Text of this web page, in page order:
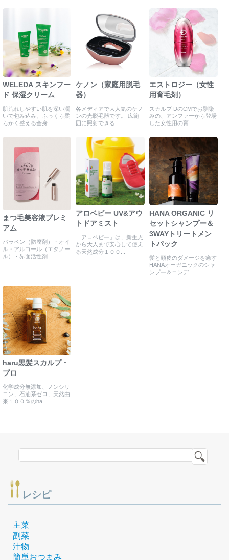
WELEDA スキンフー
ド 保湿クリーム
肌荒れしやすい肌を深い潤
いで包み込み、ふっくら柔
らかく整える全身...
ケノン（家庭用脱毛
器）
各メディアで大人気のケノ
ンの光脱毛器です。 広範
囲に照射できる...
エストロジー（女性
用育毛剤）
スカルプ DのCMでお馴染
みの、アンファーから登場
した女性用の育...
まつ毛美容液プレミ
アム
パラベン（防腐剤）・オイ
ル・アルコール（エタノー
ル）・界面活性剤...
アロベビー UV&アウ
トドアミスト
「アロベビー」は、新生児
から大人まで安心して使え
る天然成分１００...
HANA ORGANIC リ
セットシャンプー＆
3WAYトリートメン
トパック
髪と頭皮のダメージを癒す
HANAオーガニックのシャ
ンプー＆コンデ...
haru黒髪スカルプ・
プロ
化学成分無添加、ノンシリ
コン、石油系ゼロ、天然由
来１００％のha...
レシピ
主菜
副菜
汁物
簡単おつまみ